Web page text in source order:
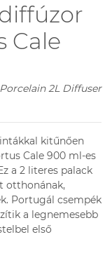
Cale
2L Diffuser
kitűnően
Cale 900 ml-es
a 2 literes palack
otthonának,
Portugál csempék
a legnemesebb
első